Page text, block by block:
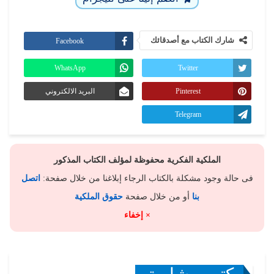
شارك الكتاب مع أصدقائك Facebook
Twitter
WhatsApp
Pinterest البريد الالكتروني
Telegram
الملكية الفكرية محفوظة لمؤلف الكتاب المذكور
فى حالة وجود مشكلة بالكتاب الرجاء إبلاغنا من خلال صفحة: اتصل
بنا أو من خلال صفحة حقوق الملكية
× إخفاء